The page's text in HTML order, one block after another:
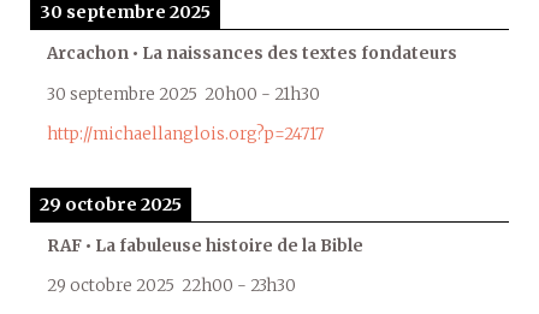
30 septembre 2025
Arcachon • La naissances des textes fondateurs
30 septembre 2025 20h00 - 21h30
http://michaellanglois.org?p=24717
29 octobre 2025
RAF • La fabuleuse histoire de la Bible
29 octobre 2025 22h00 - 23h30